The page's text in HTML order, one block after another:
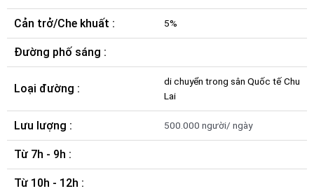
Cản trở/Che khuất : 5%
Đường phố sáng :
Loại đường :
di chuyển trong sân Quốc tế Chu
Lai
Lưu lượng : 500.000 người/ ngày
Từ 7h - 9h :
Từ 10h - 12h :